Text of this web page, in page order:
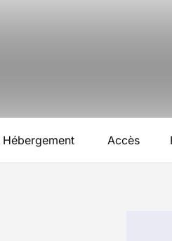
Hébergement Accès